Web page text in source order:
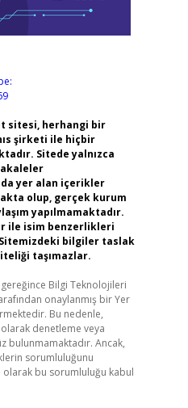
sitesi, herhangi bir
şirketi ile hiçbir
Sitede yalnızca
yer alan içerikler
olup, gerçek kurum
yapılmamaktadır.
ile isim benzerlikleri
bilgiler taslak
taşımazlar.
gereğince Bilgi Teknolojileri
onaylanmış bir Yer
Bu nedenle,
denetleme veya
bulunmamaktadır. Ancak,
sorumluluğunu
olarak bu sorumluluğu kabul